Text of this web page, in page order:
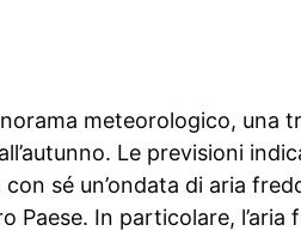
meteorologico, una
Le previsioni
sé un’ondata di aria
Paese. In particolare, l’aria